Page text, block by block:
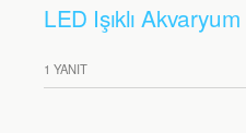
LED Işıklı Akvaryum
1 YANIT